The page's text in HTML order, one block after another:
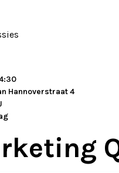
Hannoverstraat 4